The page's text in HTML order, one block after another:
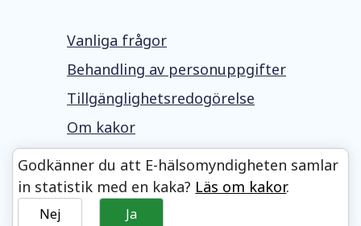
Vanliga frågor
Behandling av personuppgifter
Tillgänglighetsredogörelse
Om kakor
Godkänner du att E-hälsomyndigheten samlar
in statistik med en kaka? Läs om kakor.
Nej Ja